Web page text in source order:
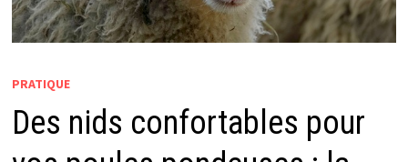
PRATIQUE
Des nids confortables pour